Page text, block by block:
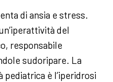
di ansia e stress.
del
responsabile
sudoripare. La
è l’iperidrosi